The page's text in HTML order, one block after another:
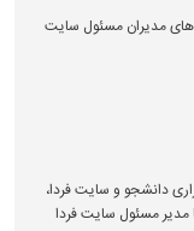
مدیران مسئول سایت
دانشجو و سایت فردا،
مسئول سایت فردا